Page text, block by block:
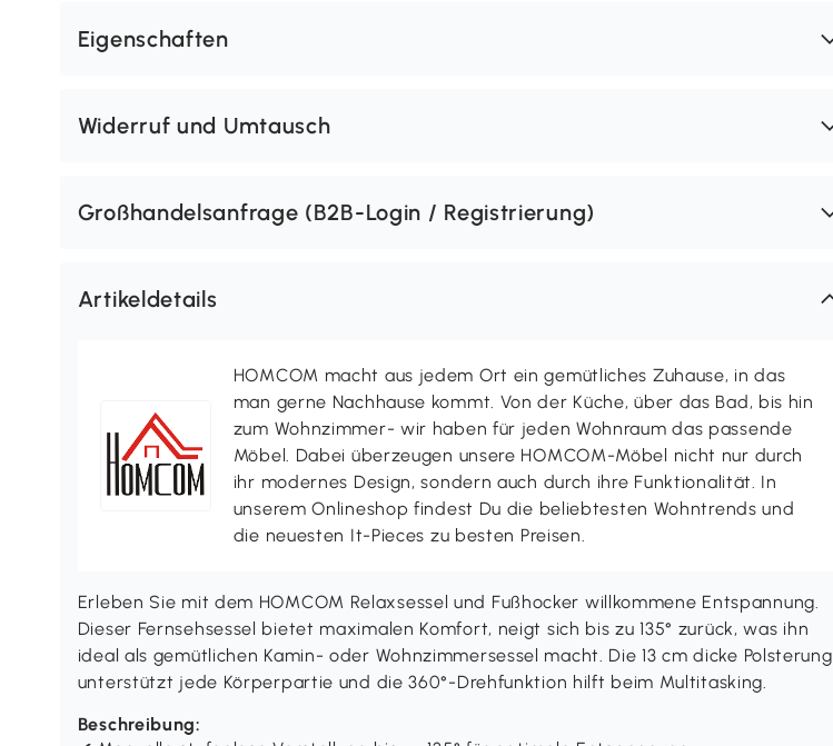
Eigenschaften
Widerruf und Umtausch
Großhandelsanfrage (B2B-Login / Registrierung)
Artikeldetails
HOMCOM macht aus jedem Ort ein gemütliches Zuhause, in das
man gerne Nachhause kommt. Von der Küche, über das Bad, bis hin
zum Wohnzimmer- wir haben für jeden Wohnraum das passende
Möbel. Dabei überzeugen unsere HOMCOM-Möbel nicht nur durch
ihr modernes Design, sondern auch durch ihre Funktionalität. In
unserem Onlineshop findest Du die beliebtesten Wohntrends und
die neuesten It-Pieces zu besten Preisen.
Erleben Sie mit dem HOMCOM Relaxsessel und Fußhocker willkommene Entspannung.
Dieser Fernsehsessel bietet maximalen Komfort, neigt sich bis zu 135° zurück, was ihn
ideal als gemütlichen Kamin- oder Wohnzimmersessel macht. Die 13 cm dicke Polsterung
unterstützt jede Körperpartie und die 360°-Drehfunktion hilft beim Multitasking.
Beschreibung: